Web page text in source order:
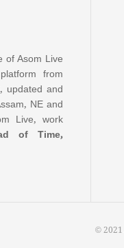
of Asom Live
from
updated and
NE and
Live, work
of Time,
© 2021